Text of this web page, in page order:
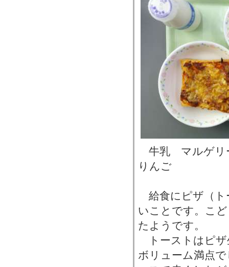
牛乳 マルゲ
りんご
給食にピザ（ト
いことです。こ
たようです。
トーストはピザ
ボリューム満点